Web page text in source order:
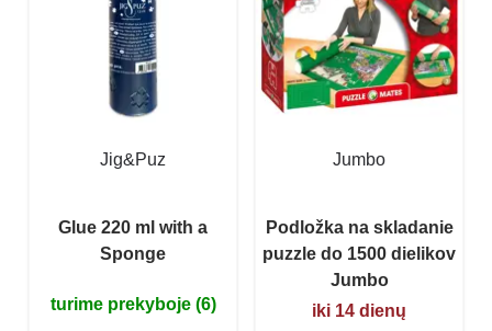
Jig&Puz
Glue 220 ml with a
Sponge
turime prekyboje (6)
Jumbo
Podložka na skladanie
puzzle do 1500 dielikov
Jumbo
iki 14 dienų